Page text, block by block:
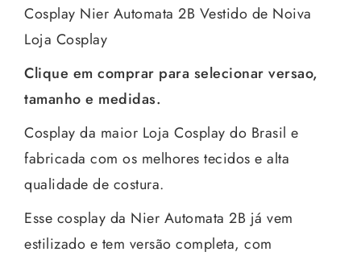
Cosplay Nier Automata 2B Vestido de Noiva
Loja Cosplay
Clique em comprar para selecionar versao,
tamanho e medidas.
Cosplay da maior Loja Cosplay do Brasil e
fabricada com os melhores tecidos e alta
qualidade de costura.
Esse cosplay da Nier Automata 2B já vem
estilizado e tem versão completa, com